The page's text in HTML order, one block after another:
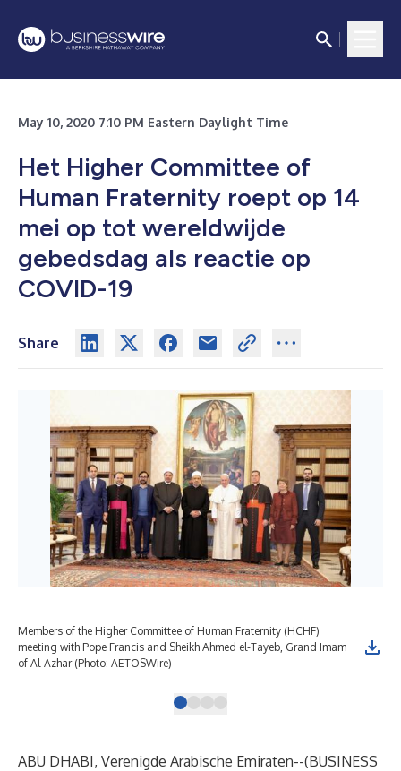
May 10, 2020 7:10 PM Eastern Daylight Time
Het Higher Committee of
Human Fraternity roept op 14
mei op tot wereldwijde
gebedsdag als reactie op
COVID-19
Share
Members of the Higher Committee of Human Fraternity (HCHF)
meeting with Pope Francis ‎and Sheikh Ahmed el-Tayeb, Grand Imam
of Al-Azhar (Photo: AETOSWire)
ABU DHABI, Verenigde Arabische Emiraten--(BUSINESS